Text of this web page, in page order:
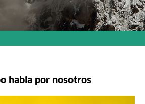
habla por nosotros